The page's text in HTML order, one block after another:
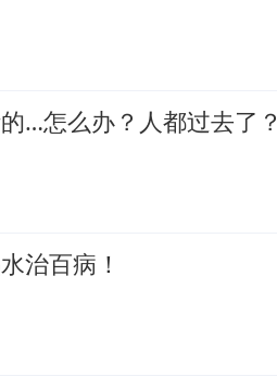
…怎么办？人都过去了？
治百病！